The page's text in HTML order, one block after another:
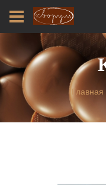
Главная